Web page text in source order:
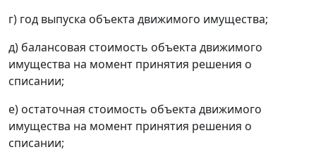
г) год выпуска объекта движимого имущества;
д) балансовая стоимость объекта движимого
имущества на момент принятия решения о
списании;
е) остаточная стоимость объекта движимого
имущества на момент принятия решения о
списании;